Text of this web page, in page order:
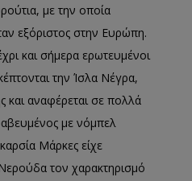
με την οποία
εξόριστος στην Ευρώπη.
και σήμερα ερωτευμένοι
την Ίσλα Νέγρα,
και αναφέρεται σε πολλά
με νόμπελ
Μάρκες είχε
τον χαρακτηρισμό